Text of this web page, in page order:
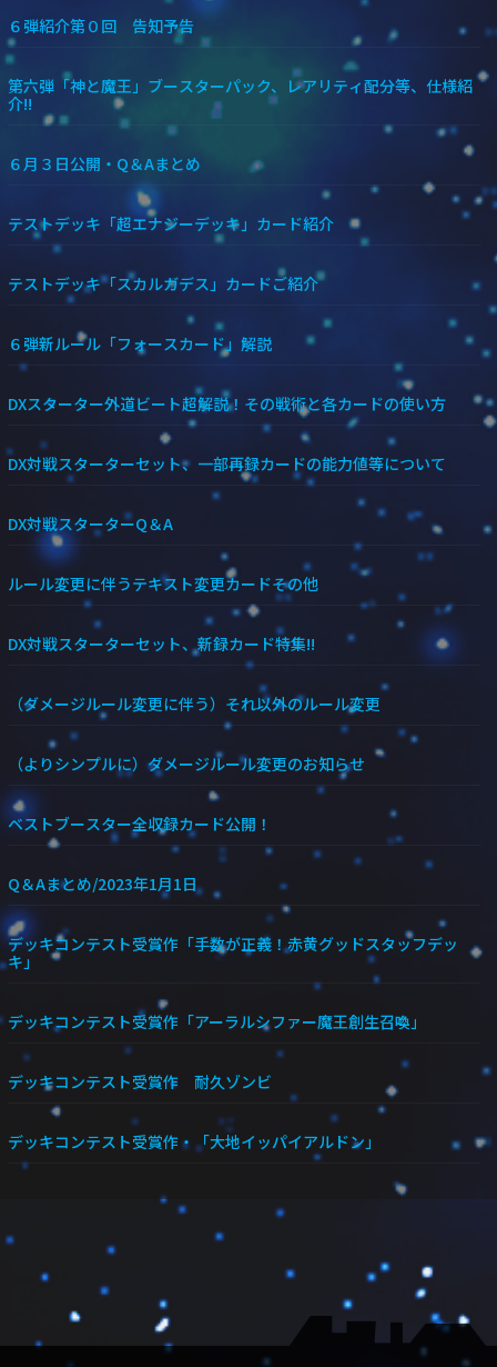
６弾紹介第０回 告知予告
第六弾「神と魔王」ブースターパック、レアリティ配分等、仕様紹
介!!
６月３日公開・Q＆Aまとめ
テストデッキ「超エナジーデッキ」カード紹介
テストデッキ「スカルガデス」カードご紹介
６弾新ルール「フォースカード」解説
DXスターター外道ビート超解説！その戦術と各カードの使い方
DX対戦スターターセット、一部再録カードの能力値等について
DX対戦スターターQ＆A
ルール変更に伴うテキスト変更カードその他
DX対戦スターターセット、新録カード特集!!
（ダメージルール変更に伴う）それ以外のルール変更
（よりシンプルに）ダメージルール変更のお知らせ
ベストブースター全収録カード公開！
Q＆Aまとめ/2023年1月1日
デッキコンテスト受賞作「手数が正義！赤黄グッドスタッフデッ
キ」
デッキコンテスト受賞作「アーラルシファー魔王創生召喚」
デッキコンテスト受賞作 耐久ゾンビ
デッキコンテスト受賞作・「大地イッパイアルドン」